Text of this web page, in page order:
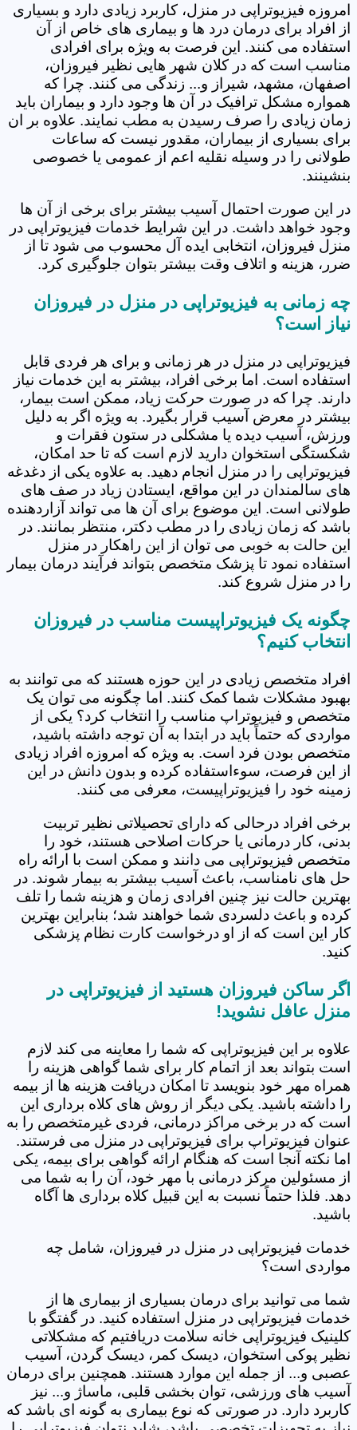
امروزه فیزیوتراپی در منزل، کاربرد زیادی دارد و بسیاری
از افراد برای درمان درد ها و بیماری های خاص از آن
استفاده می کنند. این فرصت به ویژه برای افرادی
مناسب است که در کلان شهر هایی نظیر فیروزان،
اصفهان، مشهد، شیراز و... زندگی می کنند. چرا که
همواره مشکل ترافیک در آن ها وجود دارد و بیماران باید
زمان زیادی را صرف رسیدن به مطب نمایند. علاوه بر ان
برای بسیاری از بیماران، مقدور نیست که ساعات
طولانی را در وسیله نقلیه اعم از عمومی یا خصوصی
بنشینند.
در این صورت احتمال آسیب بیشتر برای برخی از آن ها
وجود خواهد داشت. در این شرایط خدمات فیزیوتراپی در
منزل فیروزان، انتخابی ایده آل محسوب می شود تا از
ضرر، هزینه و اتلاف وقت بیشتر بتوان جلوگیری کرد.
چه زمانی به فیزیوتراپی در منزل در فیروزان
نیاز است؟
فیزیوتراپی در منزل در هر زمانی و برای هر فردی قابل
استفاده است. اما برخی افراد، بیشتر به این خدمات نیاز
دارند. چرا که در صورت حرکت زیاد، ممکن است بیمار،
بیشتر در معرض آسیب قرار بگیرد. به ویژه اگر به دلیل
ورزش، آسیب دیده یا مشکلی در ستون فقرات و
شکستگی استخوان دارید لازم است که تا حد امکان،
فیزیوتراپی را در منزل انجام دهید. به علاوه یکی از دغدغه
های سالمندان در این مواقع، ایستادن زیاد در صف های
طولانی است. این موضوع برای آن ها می تواند آزاردهنده
باشد که زمان زیادی را در مطب دکتر، منتظر بمانند. در
این حالت به خوبی می توان از این راهکار در منزل
استفاده نمود تا پزشک متخصص بتواند فرآیند درمان بیمار
را در منزل شروع کند.
چگونه یک فیزیوتراپیست مناسب در فیروزان
انتخاب کنیم؟
افراد متخصص زیادی در این حوزه هستند که می توانند به
بهبود مشکلات شما کمک کنند. اما چگونه می توان یک
متخصص و فیزیوتراپ مناسب را انتخاب کرد؟ یکی از
مواردی که حتماً باید در ابتدا به آن توجه داشته باشید،
متخصص بودن فرد است. به ویژه که امروزه افراد زیادی
از این فرصت، سوءاستفاده کرده و بدون دانش در این
زمینه خود را فیزیوتراپیست، معرفی می کنند.
برخی افراد درحالی که دارای تحصیلاتی نظیر تربیت
بدنی، کار درمانی یا حرکات اصلاحی هستند، خود را
متخصص فیزیوتراپی می دانند و ممکن است با ارائه راه
حل های نامناسب، باعث آسیب بیشتر به بیمار شوند. در
بهترین حالت نیز چنین افرادی زمان و هزینه شما را تلف
کرده و باعث دلسردی شما خواهند شد؛ بنابراین بهترین
کار این است که از او درخواست کارت نظام پزشکی
کنید.
اگر ساکن فیروزان هستید از فیزیوتراپی در
منزل عافل نشوید!
علاوه بر این فیزیوتراپی که شما را معاینه می کند لازم
است بتواند بعد از اتمام کار برای شما گواهی هزینه را
همراه مهر خود بنویسد تا امکان دریافت هزینه ها از بیمه
را داشته باشید. یکی دیگر از روش های کلاه برداری این
است که در برخی مراکز درمانی، فردی غیرمتخصص را به
عنوان فیزیوتراپ برای فیزیوتراپی در منزل می فرستند.
اما نکته آنجا است که هنگام ارائه گواهی برای بیمه، یکی
از مسئولین مرکز درمانی با مهر خود، آن را به شما می
دهد. فلذا حتماً نسبت به این قبیل کلاه برداری ها آگاه
باشید.
خدمات فیزیوتراپی در منزل در فیروزان، شامل چه
مواردی است؟
شما می توانید برای درمان بسیاری از بیماری ها از
خدمات فیزیوتراپی در منزل استفاده کنید. در گفتگو با
کلینیک فیزیوتراپی خانه سلامت دریافتیم که مشکلاتی
نظیر پوکی استخوان، دیسک کمر، دیسک گردن، آسیب
عصبی و... از جمله این موارد هستند. همچنین برای درمان
آسیب های ورزشی، توان بخشی قلبی، ماساژ و... نیز
کاربرد دارد. در صورتی که نوع بیماری به گونه ای باشد که